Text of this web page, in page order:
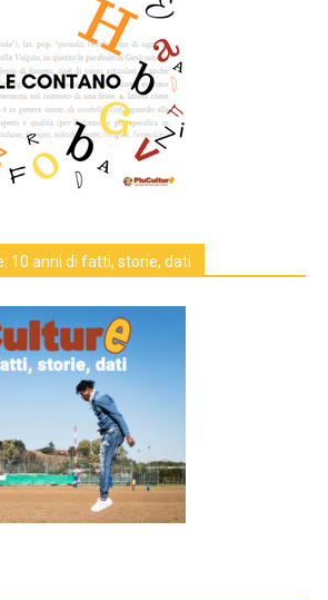
10 anni di fatti, storie, dati